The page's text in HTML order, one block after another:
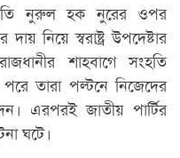
নুরুল হক নুরের ওপর
নিয়ে স্বরাষ্ট্র উপদেষ্টার
শাহবাগে সংহতি
তারা পল্টনে নিজেদের
এরপরই জাতীয় পার্টির
ঘটে।